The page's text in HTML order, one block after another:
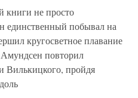
не просто
побывал на
кругосветное плавание
повторил
Вилькицкого, пройдя